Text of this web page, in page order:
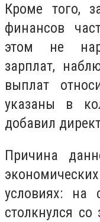
Кроме того,
финансов
этом не
зарплат,
выплат
указаны в
добавил
Причина
условиях: на
столкнулся